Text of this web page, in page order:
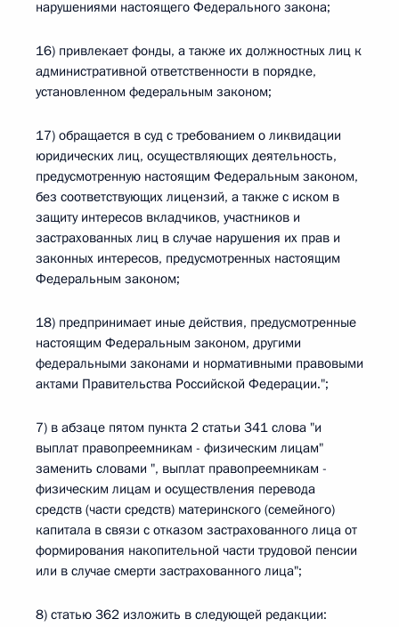
нарушениями настоящего Федерального закона;
16) привлекает фонды, а также их должностных лиц к
административной ответственности в порядке,
установленном федеральным законом;
17) обращается в суд с требованием о ликвидации
юридических лиц, осуществляющих деятельность,
предусмотренную настоящим Федеральным законом,
без соответствующих лицензий, а также с иском в
защиту интересов вкладчиков, участников и
застрахованных лиц в случае нарушения их прав и
законных интересов, предусмотренных настоящим
Федеральным законом;
18) предпринимает иные действия, предусмотренные
настоящим Федеральным законом, другими
федеральными законами и нормативными правовыми
актами Правительства Российской Федерации.";
7) в абзаце пятом пункта 2 статьи 341 слова "и
выплат правопреемникам - физическим лицам"
заменить словами ", выплат правопреемникам -
физическим лицам и осуществления перевода
средств (части средств) материнского (семейного)
капитала в связи с отказом застрахованного лица от
формирования накопительной части трудовой пенсии
или в случае смерти застрахованного лица";
8) статью 362 изложить в следующей редакции: